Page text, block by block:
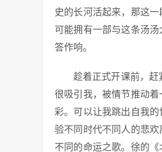
史的长河活起来，那这
可能拥有一部与这条汤
答作响。
趁着正式开课前，
很吸引我，被情节推动
彩。可以让我跳出自我
验不同时代不同人的悲
不同的命运之歌。徐的